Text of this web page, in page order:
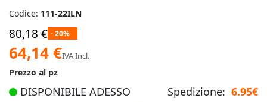
Codice: 111-22ILN
80,18 € - 20%
Prezzo
speciale
64,14 €IVA Incl.
Prezzo al pz
DISPONIBILE ADESSO Spedizione: 6.95€